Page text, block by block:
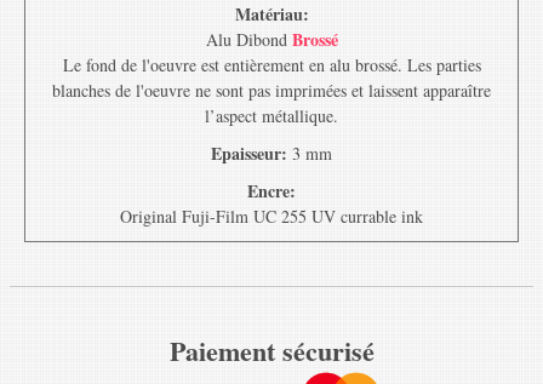
Matériau:
Alu Dibond Brossé
Le fond de l'oeuvre est entièrement en alu brossé. Les parties
blanches de l'oeuvre ne sont pas imprimées et laissent apparaître
l’aspect métallique.
Epaisseur: 3 mm
Encre:
Original Fuji-Film UC 255 UV currable ink
Paiement sécurisé